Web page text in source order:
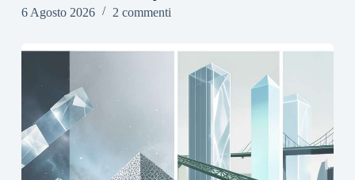
6 Agosto 2026
2 commenti